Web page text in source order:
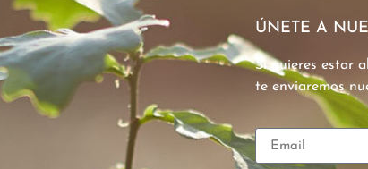
ÚNETE A
Si quieres estar
te enviaremos